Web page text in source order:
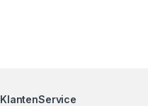
KlantenService